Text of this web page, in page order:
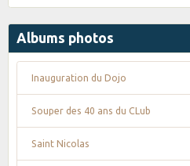
Albums photos
Inauguration du Dojo
Souper des 40 ans du CLub
Saint Nicolas